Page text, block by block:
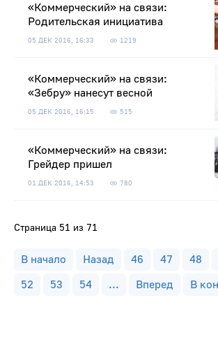
«Коммерческий» на связи:
Родительская инициатива
05 ДЕК 2016, 16:33 1219
«Коммерческий» на связи:
«Зебру» нанесут весной
05 ДЕК 2016, 16:15 515
«Коммерческий» на связи:
Грейдер пришел
01 ДЕК 2016, 14:53 780
Страница 51 из 71
В начало Назад 46 47 48
52
53 54 ... Вперед В